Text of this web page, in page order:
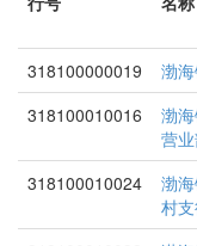
318100000019
渤
318100010016
渤
营
318100010024
渤
村